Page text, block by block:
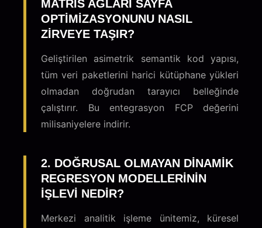
MATRIS AĞLARI SAYFA
OPTIMIZASYONUNU NASIL
ZIRVEYE TAŞIR?
Geliştirilen asimetrik semantik kod yapısı,
tüm veri paketlerini harici kütüphane yükleri
olmadan doğrudan tarayıcı belleğinde
çalıştırır. Bu entegrasyon FCP değerini
milisaniyelere indirir.
2. DOĞRUSAL OLMAYAN DINAMIK
REGRESYON MODELLERININ
IŞLEVI NEDIR?
Merkezi analitik işleme ünitemiz, küresel